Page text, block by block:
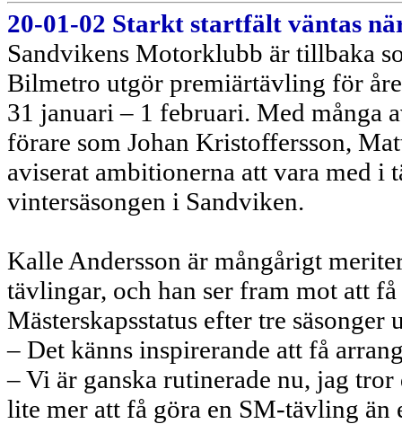
20-01-02 Starkt startfält väntas
Sandvikens Motorklubb är tillbaka
Bilmetro utgör premiärtävling för
31 januari – 1 februari. Med många
förare som Johan Kristoffersson,
aviserat ambitionerna att vara med i
vintersäsongen i Sandviken.
Kalle Andersson är mångårigt
tävlingar, och han ser fram mot att
Mästerskapsstatus efter tre
– Det känns inspirerande att få
– Vi är ganska rutinerade nu, jag
lite mer att få göra en SM-tävling